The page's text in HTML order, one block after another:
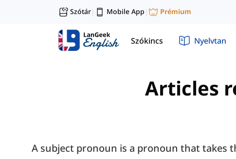
Szótár| Mobile App | Prémium
Szókincs Nyelvtan
Articles
A subject pronoun is a pronoun that takes